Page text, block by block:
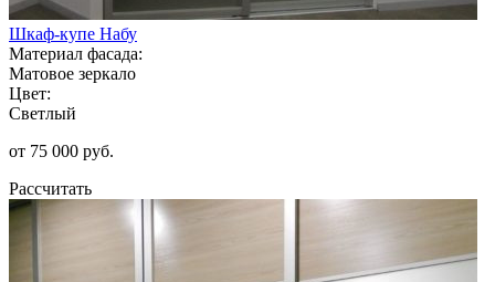
Шкаф-купе Набу
Материал фасада:
Матовое зеркало
Цвет:
Светлый
от 75 000 руб.
Рассчитать